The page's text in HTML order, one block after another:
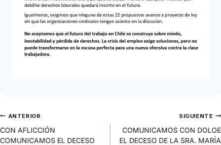
ANTERIOR
CON AFLICCIÓN
COMUNICAMOS EL DECESO
SIGUIENTE
COMUNICAMOS CON DOLOE
EL DECESO DE LA SRA. MARÍA